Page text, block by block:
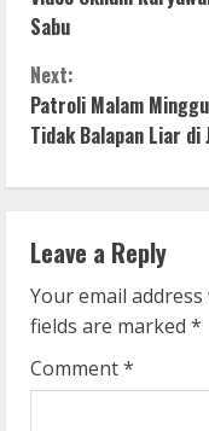
n
t
i
n
u
e
R
e
Sabu
Next:
Patroli Malam
Tidak Balapan Liar di
Leave a Reply
Your email
fields are marked *
Comment*